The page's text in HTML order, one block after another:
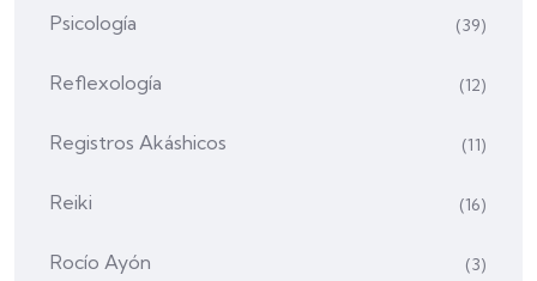
Psicología (39)
Reflexología (12)
Registros Akáshicos (11)
Reiki (16)
Rocío Ayón (3)